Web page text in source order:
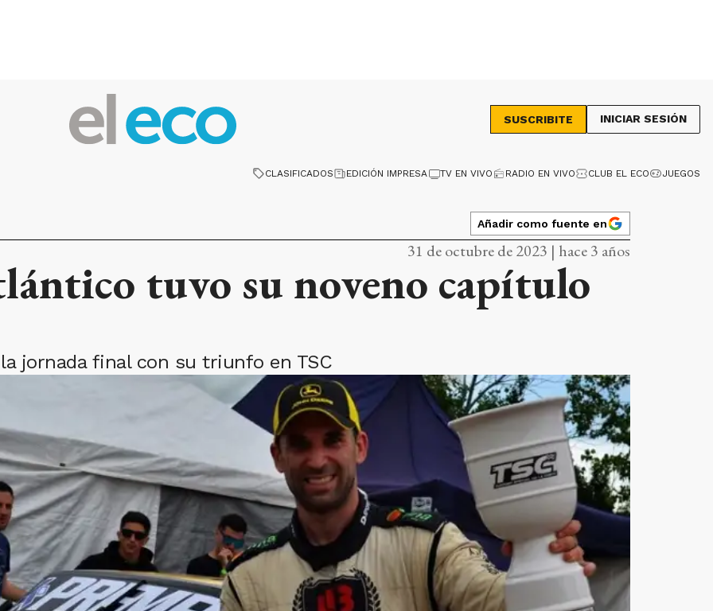
SUSCRIBITE INICIAR SESIÓN
CLASIFICADOS EDICIÓN IMPRESA TV EN VIVO RADIO EN VIVO CLUB EL ECO JUEGOS
Añadir como fuente en
31 de octubre de 2023 | hace 3 años
tuvo su noveno capítulo
jornada final con su triunfo en TSC